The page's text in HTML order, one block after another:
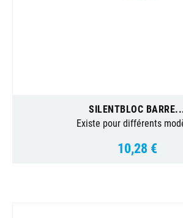
SILENTBLOC
Existe pour différents
Prix
10,28 €